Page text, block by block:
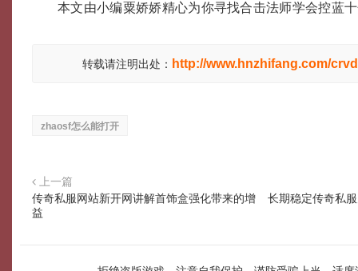
本文由小编粟娇娇精心为你寻找合击法师学会控蓝
转载请注明出处： http://www.hnzhifang.com/
zhaosf怎么能打开
上一篇
传奇私服网站新开网讲解首饰盒强化带来的增
益
长期稳定传奇私